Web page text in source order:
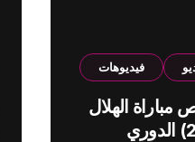
فيديوهات
مباراة الهلال
والقادسية (1-2) الدوري